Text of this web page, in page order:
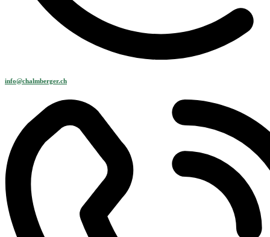
info@chalmberger.ch